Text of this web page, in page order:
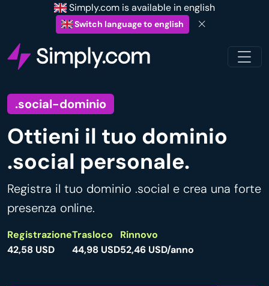
Simply.com is available in english
Switch language to english
.social-dominio
Ottieni il tuo dominio
.social personale.
Registra il tuo dominio .social e crea una forte
presenza online.
Registrazione
42,58 USD
Trasloco
44,98 USD
Rinnovo
52,46 USD/anno